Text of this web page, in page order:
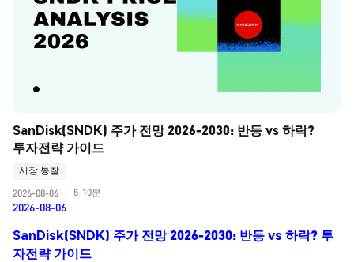
SanDisk(SNDK) 주가 전망 2026-2030: 반등 vs 하락?
투자전략 가이드
시장 통찰
2026-08-06
5-10분
2026-08-06
SanDisk(SNDK) 주가 전망 2026-2030: 반등 vs 하락? 투
자전략 가이드